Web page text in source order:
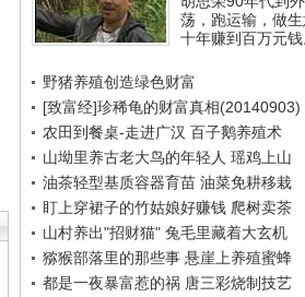
荡，跑运输，做
十年赚到百万元钱
野猪养殖创造绿色财富
[致富经]珍稀龟的财富真相(20140903)
农田到餐桌-走进广汉 百子鹅养殖术
山坳里养古老大鸟的年轻人 瑶鸡上山
油茶轻型基质容器育苗 油菜免耕移栽
盯上穿裙子的竹姑娘好赚钱 爬树卖茶
山村养出"招财猫" 兔毛里藏着大玄机
猕猴部落里的那些事 悬崖上养殖蜜蜂
都是一夜暴富惹的祸 唐三彩烧制技艺